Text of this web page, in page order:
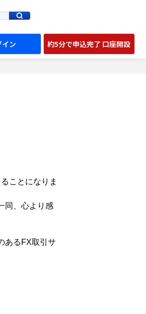
イン 約5分で申込完了 口座開設
ことになりま
同、心より感
あるFX取引サ